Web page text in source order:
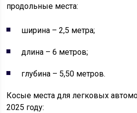
продольные места:
ширина – 2,5 метра;
длина – 6 метров;
глубина – 5,50 метров.
Косые места для легковых
2025 году: